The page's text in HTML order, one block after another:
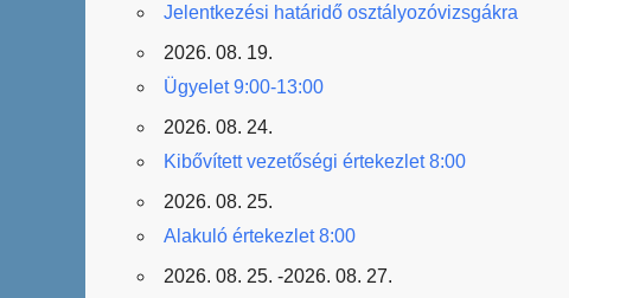
Jelentkezési határidő osztályozóvizsgákra
2026. 08. 19.
Ügyelet 9:00-13:00
2026. 08. 24.
Kibővített vezetőségi értekezlet 8:00
2026. 08. 25.
Alakuló értekezlet 8:00
2026. 08. 25. -2026. 08. 27.